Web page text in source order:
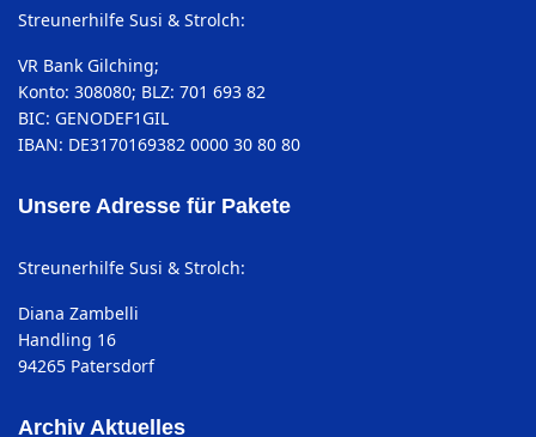
Streunerhilfe Susi & Strolch:
VR Bank Gilching;
Konto: 308080; BLZ: 701 693 82
BIC: GENODEF1GIL
IBAN: DE3170169382 0000 30 80 80
Unsere Adresse für Pakete
Streunerhilfe Susi & Strolch:
Diana Zambelli
Handling 16
94265 Patersdorf
Archiv Aktuelles